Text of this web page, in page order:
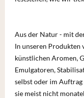
Aus der Natur - mit
In unseren Produkten
künstlichen Aromen,
Emulgatoren,
selbst oder im
sie meist nicht